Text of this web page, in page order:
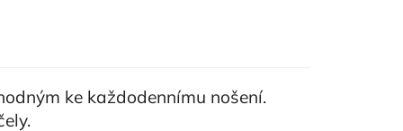
ke každodennímu nošení.